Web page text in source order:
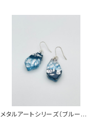
メタルアートシリーズ（ブルー系）